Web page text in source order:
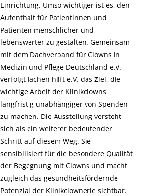
Einrichtung. Umso wichtiger ist es, den
Aufenthalt für Patientinnen und
Patienten menschlicher und
lebenswerter zu gestalten. Gemeinsam
mit dem Dachverband für Clowns in
Medizin und Pflege Deutschland e.V.
verfolgt lachen hilft e.V. das Ziel, die
wichtige Arbeit der Klinikclowns
langfristig unabhängiger von Spenden
zu machen. Die Ausstellung versteht
sich als ein weiterer bedeutender
Schritt auf diesem Weg. Sie
sensibilisiert für die besondere Qualität
der Begegnung mit Clowns und macht
zugleich das gesundheitsfördernde
Potenzial der Klinikclownerie sichtbar.